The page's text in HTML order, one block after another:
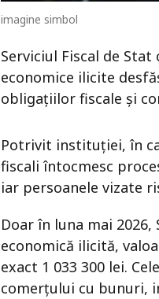
imagine simbol
Serviciul Fiscal de
economice ilicite
obligațiilor fiscale și
Potrivit instituției, în
fiscali întocmesc
iar persoanele vizate
Doar în luna mai
economică ilicită,
exact 1 033 300 lei.
comerțului cu bunuri,